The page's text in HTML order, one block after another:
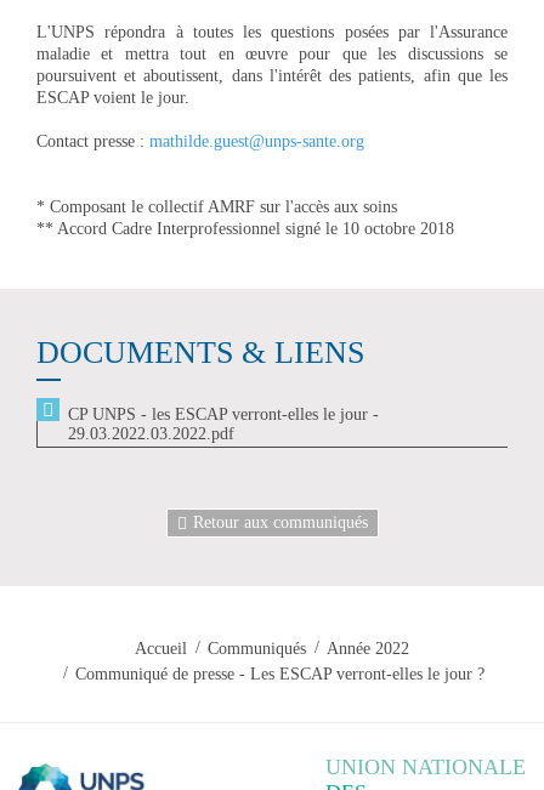
L'UNPS répondra à toutes les questions posées par l'Assurance
maladie et mettra tout en œuvre pour que les discussions se
poursuivent et aboutissent, dans l'intérêt des patients, afin que les
ESCAP voient le jour.
Contact presse : mathilde.guest@unps-sante.org
* Composant le collectif AMRF sur l'accès aux soins
** Accord Cadre Interprofessionnel signé le 10 octobre 2018
DOCUMENTS & LIENS
CP UNPS - les ESCAP verront-elles le jour -
29.03.2022.03.2022.pdf
Retour aux communiqués
Accueil Communiqués
Année 2022
Communiqué de presse - Les ESCAP verront-elles le jour ?
UNION NATIONALE